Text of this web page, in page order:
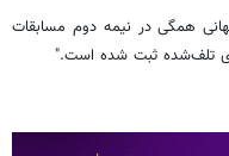
همگی در نیمه دوم مسابقات
تلف‌شده ثبت شده است."